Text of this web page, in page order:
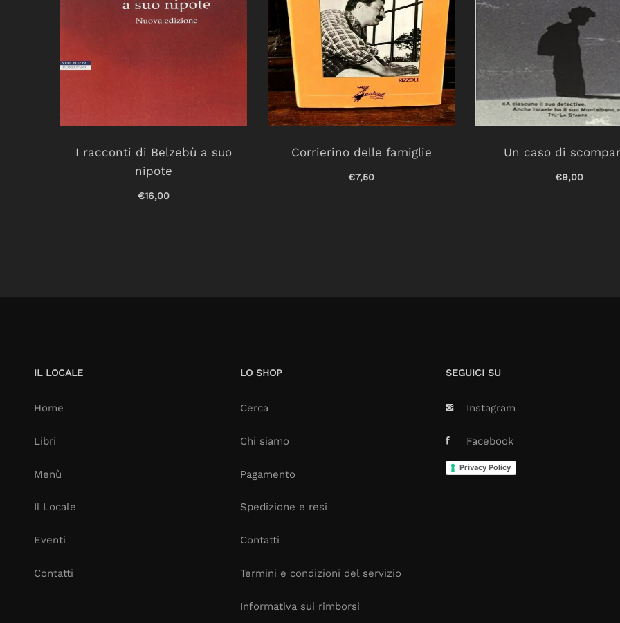
I racconti di Belzebù a suo
nipote
€16,00
Corrierino delle famiglie
€7,50
Un caso di
€9,00
IL LOCALE
Home
Libri
Menù
Il Locale
Eventi
Contatti
LO SHOP
Cerca
Chi siamo
Pagamento
Spedizione e resi
Contatti
Termini e condizioni del servizio
Informativa sui rimborsi
SEGUICI SU
Instagram
Facebook
Privacy Policy